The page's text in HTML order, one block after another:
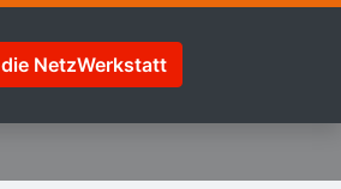
die NetzWerkstatt